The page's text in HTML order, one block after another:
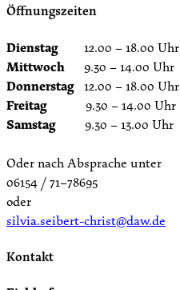
Öffnungszeiten
Dienstag 12.00 – 18.00 Uhr
Mittwoch 9.30 – 14.00 Uhr
Donnerstag 12.00 – 18.00 Uhr
Freitag 9.30 – 14.00 Uhr
Samstag 9.30 – 13.00 Uhr
Oder nach Absprache unter
06154 / 71–78695
oder
silvia.seibert-christ@daw.de
Kontakt